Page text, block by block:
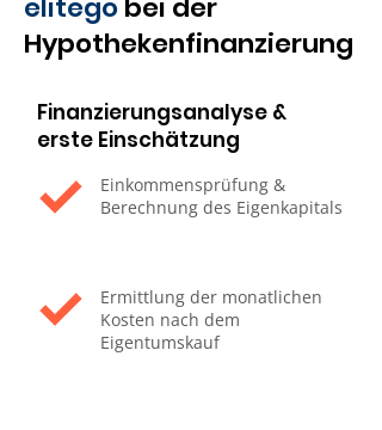
elitego bei der
Hypothekenfinanzierung
Finanzierungsanalyse &
erste Einschätzung
Einkommensprüfung &
Berechnung des Eigenkapitals
Ermittlung der monatlichen
Kosten nach dem
Eigentumskauf